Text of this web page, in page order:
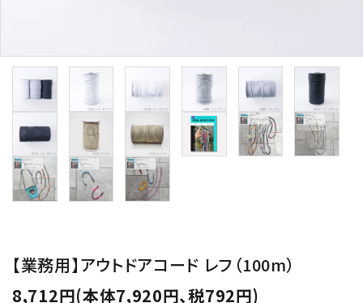
SHOP
CONTACT
お問い合わせ
【業務用】アウトドアコード レフ（100m）
8,712円(本体7,920円、税792円)